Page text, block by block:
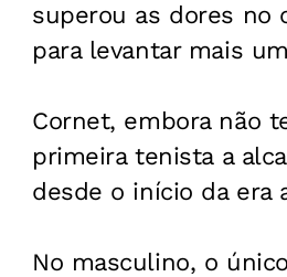
superou as dores no
para levantar mais
Cornet, embora não
primeira tenista a
desde o início da era
No masculino, o